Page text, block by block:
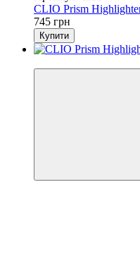
CLIO Prism
745 грн
Купити